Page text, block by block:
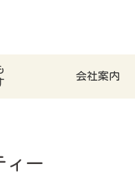
会社案内
ィー